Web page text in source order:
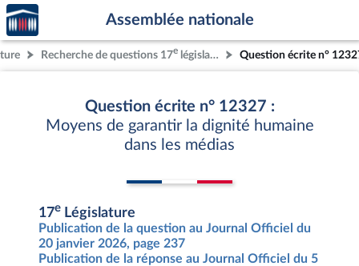
Aller au contenu
Aller en bas de la page
Accèder
à la
page
d'accueil
Assemblée nationale
Recherche de questions 17e législature Question écrite n°
Question écrite n° 12327 :
Moyens de garantir la dignité humaine
dans les médias
17e Législature
Publication de la question au Journal Officiel du
20 janvier 2026, page 237
Publication de la réponse au Journal Officiel du 5